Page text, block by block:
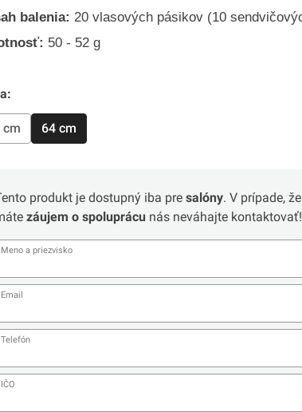
balenia: 20 vlasových pásikov (10
50 - 52 g
cm 64 cm
produkt je dostupný iba presalóny. V prípade,
záujem o spoluprácu nás neváhajte kontaktovať!